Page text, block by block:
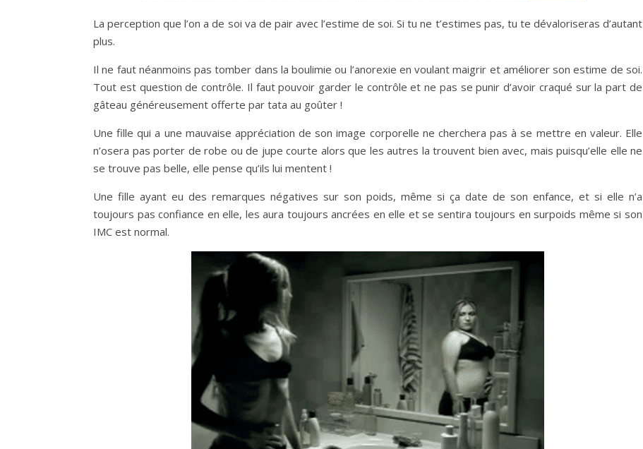
La perception que l’on a de soi va de pair avec l’estime de soi. Si tu ne t’estimes pas, tu te dévaloriseras d’autant
plus.
Il ne faut néanmoins pas tomber dans la boulimie ou l’anorexie en voulant maigrir et améliorer son estime de soi.
Tout est question de contrôle. Il faut pouvoir garder le contrôle et ne pas se punir d’avoir craqué sur la part de
gâteau généreusement offerte par tata au goûter !
Une fille qui a une mauvaise appréciation de son image corporelle ne cherchera pas à se mettre en valeur. Elle
n’osera pas porter de robe ou de jupe courte alors que les autres la trouvent bien avec, mais puisqu’elle elle ne
se trouve pas belle, elle pense qu’ils lui mentent !
Une fille ayant eu des remarques négatives sur son poids, même si ça date de son enfance, et si elle n’a
toujours pas confiance en elle, les aura toujours ancrées en elle et se sentira toujours en surpoids même si son
IMC est normal.